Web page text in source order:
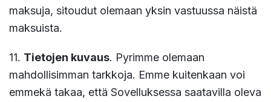
maksuja, sitoudut olemaan yksin vastuussa näistä
maksuista.
11. Tietojen kuvaus. Pyrimme olemaan
mahdollisimman tarkkoja. Emme kuitenkaan voi
emmekä takaa, että Sovelluksessa saatavilla oleva